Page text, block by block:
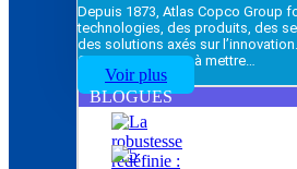
Depuis 1873, Atlas Copco Group
technologies, des produits, des
des solutions axés sur
Copco Group vise à mettre…
Voir plus
BLOGUES